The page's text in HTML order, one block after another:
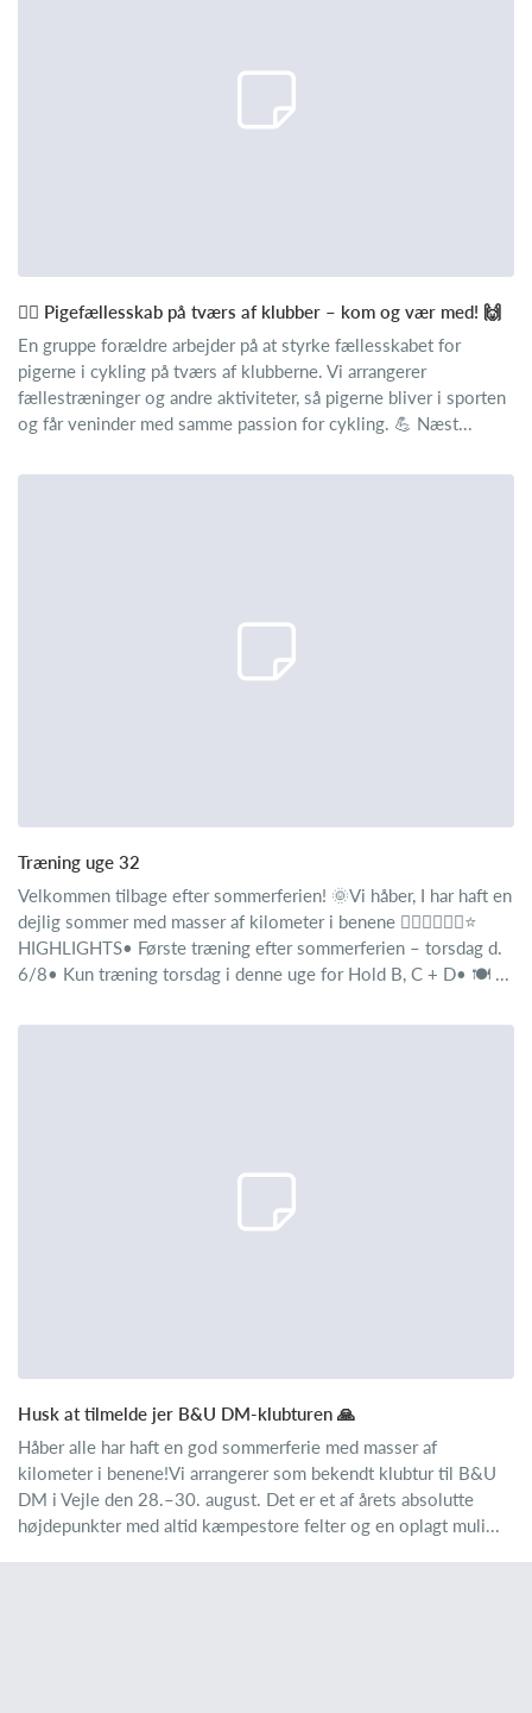
🚴‍♀️ Pigefællesskab på tværs af klubber – kom og vær med! 🙌
En gruppe forældre arbejder på at styrke fællesskabet for
pigerne i cykling på tværs af klubberne. Vi arrangerer
fællestræninger og andre aktiviteter, så pigerne bliver i sporten
og får veninder med samme passion for cykling. 💪 Næst...
Træning uge 32
Velkommen tilbage efter sommerferien! 🌞Vi håber, I har haft en
dejlig sommer med masser af kilometer i benene 🚴‍♂️🚴‍♂️🚴‍♂️⭐
HIGHLIGHTS• Første træning efter sommerferien – torsdag d.
6/8• Kun træning torsdag i denne uge for Hold B, C + D• 🍽️ ...
Husk at tilmelde jer B&U DM-klubturen 🙏
Håber alle har haft en god sommerferie med masser af
kilometer i benene!Vi arrangerer som bekendt klubtur til B&U
DM i Vejle den 28.–30. august. Det er et af årets absolutte
højdepunkter med altid kæmpestore felter og en oplagt muli...